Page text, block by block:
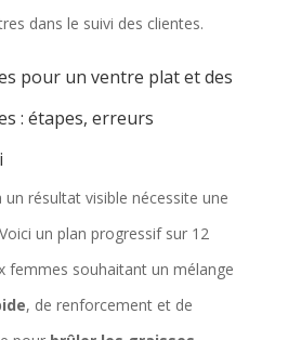
dans le suivi des clientes.
pour un ventre plat et des
: étapes, erreurs
un résultat visible nécessite une
un plan progressif sur 12
femmes souhaitant un mélange
, de renforcement et de